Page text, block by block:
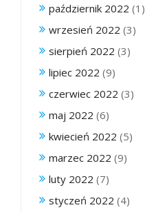
październik 2022 (1)
wrzesień 2022 (3)
sierpień 2022 (3)
lipiec 2022 (9)
czerwiec 2022 (3)
maj 2022 (6)
kwiecień 2022 (5)
marzec 2022 (9)
luty 2022 (7)
styczeń 2022 (4)